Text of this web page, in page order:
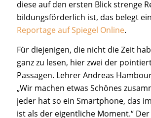
diese auf den ersten Blick strenge
bildungsförderlich ist, das belegt
Reportage auf Spiegel Online.
Für diejenigen, die nicht die Zeit
ganz zu lesen, hier zwei der
Passagen. Lehrer Andreas
„Wir machen etwas Schönes
jeder hat so ein Smartphone, das
ist als der eigentliche Moment.“Der